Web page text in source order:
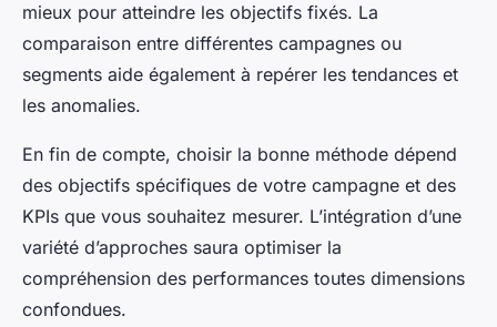
mieux pour atteindre les objectifs fixés. La
comparaison entre différentes campagnes ou
segments aide également à repérer les tendances et
les anomalies.
En fin de compte, choisir la bonne méthode dépend
des objectifs spécifiques de votre campagne et des
KPIs que vous souhaitez mesurer. L’intégration d’une
variété d’approches saura optimiser la
compréhension des performances toutes dimensions
confondues.